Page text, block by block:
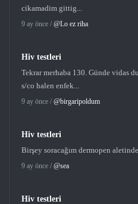
cikamadim gittig...
9 ay önce / @Lo ez riha
Hiv testleri
Tekrar merhaba 130. Günde vidas
s/co halen enfek...
9 ay önce / @birgaripoldum
Hiv testleri
Birşey soracağım dermopen
9 ay önce / @sea
Hiv testleri